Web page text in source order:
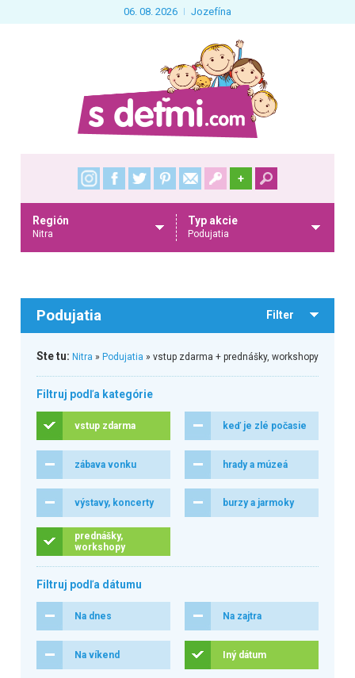
06. 08. 2026 Jozefína
+
Región
Nitra
Typ akcie
Podujatia
Podujatia Filter
Ste tu: Nitra » Podujatia » vstup zdarma + prednášky, workshopy
Filtruj podľa kategórie
vstup zdarma keď je zlé počasie
zábava vonku hrady a múzeá
výstavy, koncerty burzy a jarmoky
prednášky,
workshopy
Filtruj podľa dátumu
Na dnes Na zajtra
Na víkend Iný dátum